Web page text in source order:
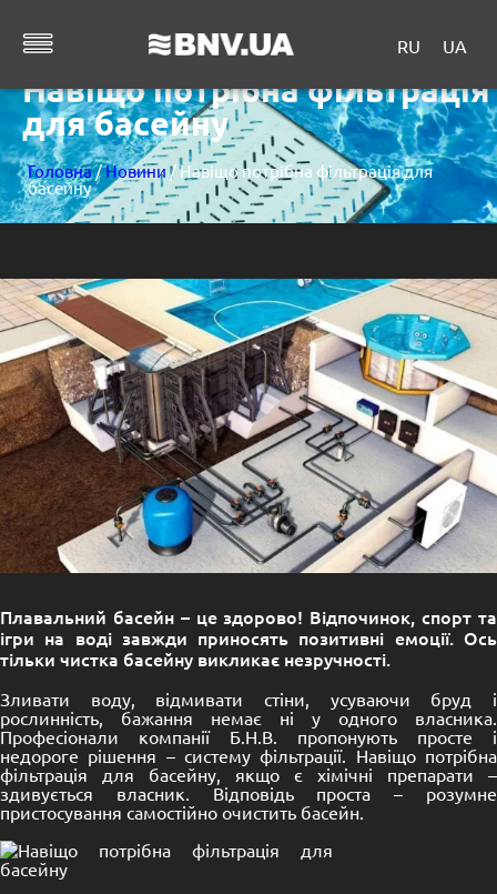
RU UA
Навіщо потрібна фільтрація
для басейну
Головна/Новини / Навіщо потрібна фільтрація для
басейну
Плавальний басейн – це здорово! Відпочинок, спорт та
ігри на воді завжди приносять позитивні емоції. Ось
тільки чистка басейну викликає незручності.
Зливати воду, відмивати стіни, усуваючи бруд і
рослинність, бажання немає ні у одного власника.
Професіонали компанії Б.Н.В. пропонують просте і
недороге рішення – систему фільтрації. Навіщо потрібна
фільтрація для басейну, якщо є хімічні препарати –
здивується власник. Відповідь проста – розумне
пристосування самостійно очистить басейн.